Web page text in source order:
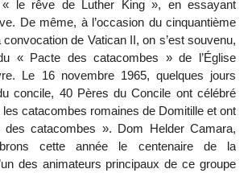
le rêve de Luther King », en essayant
De même, à l’occasion du cinquantième
de Vatican II, on s’est souvenu,
« Pacte des catacombes » de l’Église
Le 16 novembre 1965, quelques jours
concile, 40 Pères du Concile ont célébré
les catacombes romaines de Domitille et ont
catacombes ». Dom Helder Camara,
cette année le centenaire de la
des animateurs principaux de ce groupe